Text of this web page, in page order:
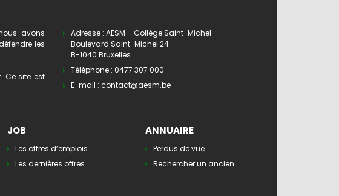
avons
les
Ce site est
Adresse : AESM – Collège Saint-Michel
Boulevard Saint-Michel 24
B-1040 Bruxelles
Téléphone : 0477 307 000
E-mail : contact@aesm.be
JOB
Les offres d’emplois
Les dernières offres
ANNUAIRE
Perdus de vue
Rechercher un ancien